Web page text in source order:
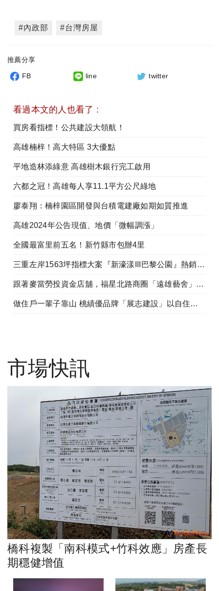
#內政部 #台灣房屋
推薦分享
FB line twitter
看過本文的人也看了 :
買房看指標！公共建設大領航！
高雄楠梓！高大特區 3大優點
平地造林添綠意 高雄樹木銀行完工啟用
六都之冠！高雄每人享11.1平方公尺綠地
廖泰翔：楠梓園區開發與台積電建廠如期如質推進
高雄2024年公告現值、地價「微幅調漲」
全國最富里前五名！新竹縣市包辦4里
三重左岸1563坪指標大案『新濠漾III巴黎公園』熱銷開工
跟著麥當勞投資金店舖，福星北路商圈「遠雄藝舍」金店炙手可熱
做住戶一輩子靠山 桃績優品牌「展志建設」以自住心蓋房
市場快訊
橋科複製「南科模式+竹科效應」房產長
期穩健增值